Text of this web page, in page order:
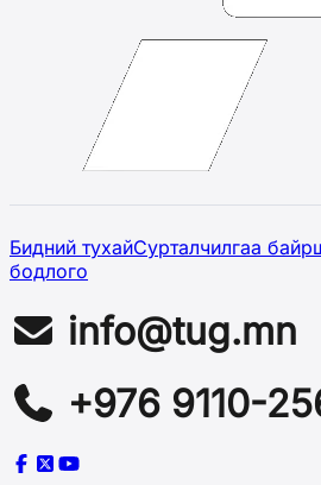
Бидний тухайСурталчилгаа
бодлого
info@tug.mn
+976 9110-